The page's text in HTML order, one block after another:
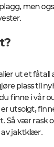
men
ut et fåtall
plass til
finne i vår
utsolgt,
Så vær rask
av jaktklær.